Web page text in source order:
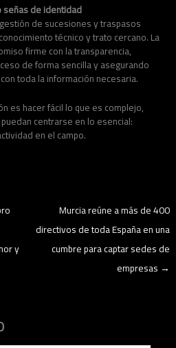
señas de identidad
de sucesiones y traspasos
técnico y trato cercano. La
firme con la transparencia,
de forma sencilla y asegurando
toda la información necesaria.
es hacer fácil lo que es complejo,
centrarse en lo esencial:
en el campo.
y
Murcia reúne a más de 400
directivos de toda España en una
cumbre para captar sedes de
empresas →